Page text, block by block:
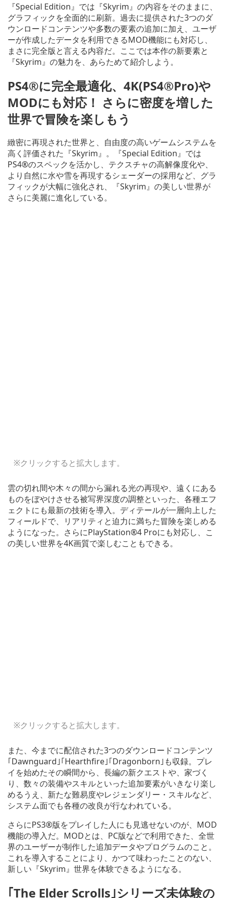
『Special Edition』では『Skyrim』の内容をそのままに、
グラフィックを全面的に刷新。過去に提供された3つのダ
ウンロードコンテンツや多数の要素の追加に加え、ユーザ
ーが作成したデータを利用できるMOD機能にも対応し、
まさに完全版と言える内容だ。ここでは本作の新要素と
『Skyrim』の魅力を、あらためて紹介しよう。
PS4®に完全最適化、4K(PS4®Pro)や
MODにも対応！ さらに密度を増した
世界で冒険を楽しもう
緻密に再現された世界と、自由度の高いゲームシステムを
高く評価された『Skyrim』。『Special Edition』では
PS4®のスペックを活かし、テクスチャの高解像度化や、
より自然に水や雪を再現するシェーダーの採用など、グラ
フィックが大幅に強化され、『Skyrim』の美しい世界が
さらに美麗に進化している。
※クリックすると拡大します。
雲の切れ間や木々の間から漏れる光の再現や、遠くにある
ものをぼやけさせる被写界深度の調整といった、各種エフ
ェクトにも最新の技術を導入。ディテールが一層向上した
フィールドで、リアリティと迫力に満ちた冒険を楽しめる
ようになった。さらにPlayStation®4 Proにも対応し、こ
の美しい世界を4K画質で楽しむこともできる。
※クリックすると拡大します。
また、今までに配信された3つのダウンロードコンテンツ
｢Dawnguard｣｢Hearthfire｣｢Dragonborn｣も収録。プレ
イを始めたその瞬間から、長編の新クエストや、家づく
り、数々の装備やスキルといった追加要素がいきなり楽し
めるうえ、新たな難易度やレジェンダリー・スキルなど、
システム面でも各種の改良が行なわれている。
さらにPS3®版をプレイした人にも見逃せないのが、MOD
機能の導入だ。MODとは、PC版などで利用できた、全世
界のユーザーが制作した追加データやプログラムのこと。
これを導入することにより、かつて味わったことのない、
新しい『Skyrim』世界を体験できるようになる。
｢The Elder Scrolls｣シリーズ未体験の